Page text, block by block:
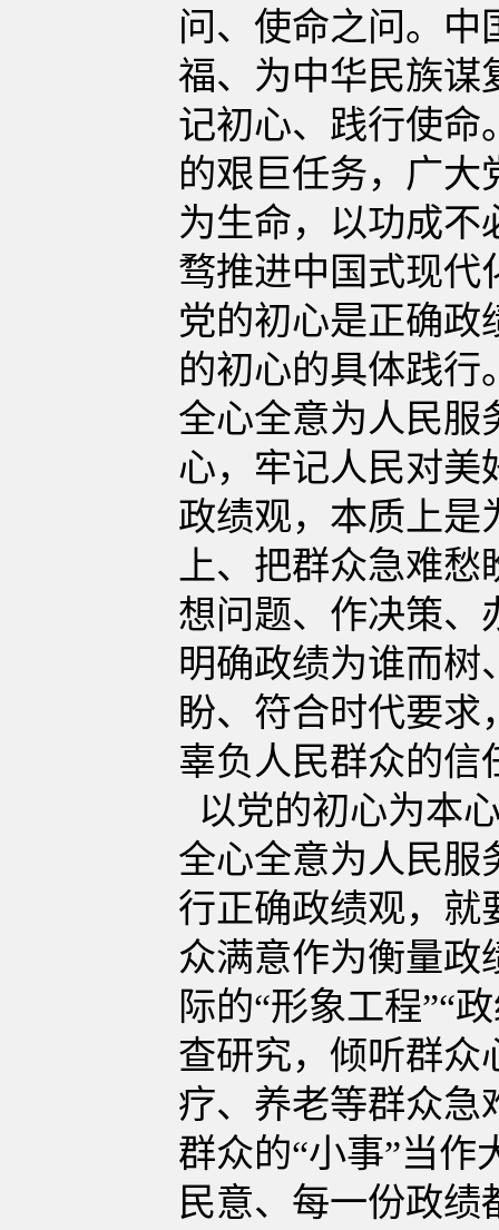
问、使命之问。中
福、为中华民族谋
记初心、践行使命
的艰巨任务，广大
为生命，以功成不
骛推进中国式现代
党的初心是正确政
的初心的具体践行
全心全意为人民服
心，牢记人民对美
政绩观，本质上是
上、把群众急难
想问题、作决策、
明确政绩为谁而树
盼、符合时代要
辜负人民群众的信
以党的初心为本
全心全意为人民服
行正确政绩观，就
众满意作为衡量政
际的“形象工程”“
查研究，倾听群众
疗、养老等群众急
群众的“小事”当作
民意、每一份政